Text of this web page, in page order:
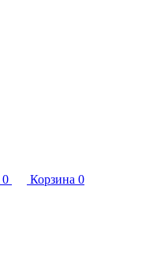
0 Корзина 0